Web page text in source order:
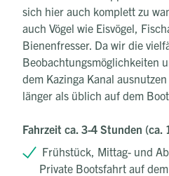
sich hier auch komplett zu
auch Vögel wie Eisvögel,
Bienenfresser. Da wir die
Beobachtungsmöglichkeiten
dem Kazinga Kanal
länger als üblich auf dem
Fahrzeit ca. 3-4 Stunden (ca.
Frühstück, Mittag- und
Private Bootsfahrt auf